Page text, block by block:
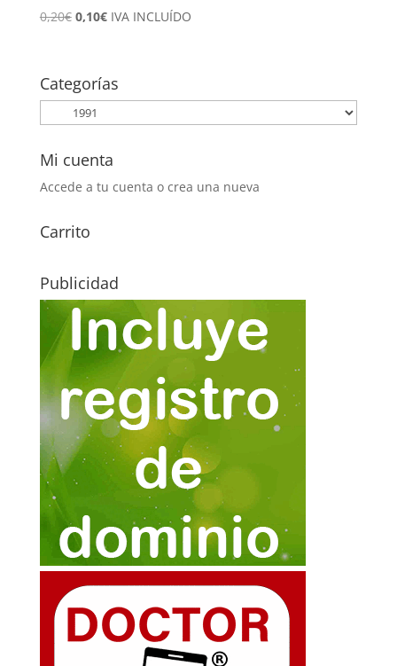
0,20€ El
era:
0,20€.
0,10€El
es:
0,10€.
IVA INCLUÍDO
Categorías
Mi cuenta
Accede a tu cuenta o crea una nueva
Carrito
Publicidad